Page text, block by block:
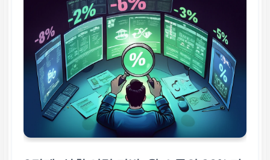
빠른 실행, 비대면 편리
성 높음. (단, 카드 사용
이력 필요)
중금리 (조건 충족 시)
캐피탈
차량/담보 등 특화, 신용